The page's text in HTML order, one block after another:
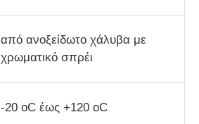
από ανοξείδωτο χάλυβα με
χρωματικό σπρέι
-20 oC έως +120 oC